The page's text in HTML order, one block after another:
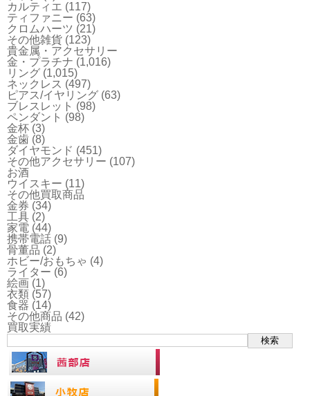
カルティエ (117)
ティファニー (63)
クロムハーツ (21)
その他雑貨 (123)
貴金属・アクセサリー
金・プラチナ (1,016)
リング (1,015)
ネックレス (497)
ピアス/イヤリング (63)
ブレスレット (98)
ペンダント (98)
金杯 (3)
金歯 (8)
ダイヤモンド (451)
その他アクセサリー (107)
お酒
ウイスキー (11)
その他買取商品
金券 (34)
工具 (2)
家電 (44)
携帯電話 (9)
骨董品 (2)
ホビー/おもちゃ (4)
ライター (6)
絵画 (1)
衣類 (57)
食器 (14)
その他商品 (42)
買取実績
検索